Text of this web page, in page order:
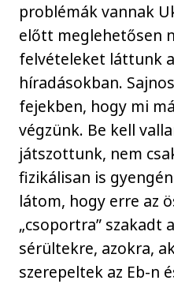
problémák vannak
előtt meglehetősen
felvételeket láttunk
híradásokban.
fejekben, hogy mi
végzünk. Be kell
játszottunk, nem
fizikálisan is
látom, hogy erre az
„csoportra” szakadt
sérültekre, azokra,
szerepeltek az Eb-n